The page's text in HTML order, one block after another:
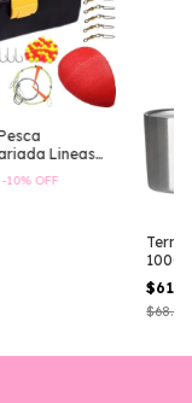
Lineas
Plomadas
-10% OFF